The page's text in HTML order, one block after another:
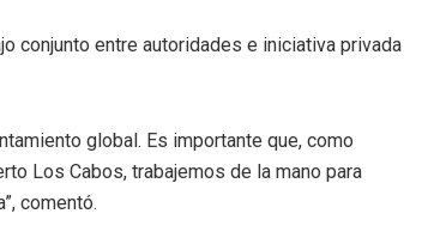
conjunto entre autoridades e iniciativa privada
global. Es importante que, como
Los Cabos, trabajemos de la mano para
comentó.